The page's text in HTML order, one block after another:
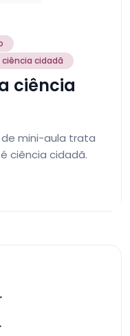
ciência cidadã
ciência
mini-aula trata
ciência cidadã.